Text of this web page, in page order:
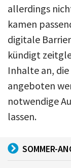
allerdings
kamen
digitale
kündigt
Inhalte an,
angeboten
notwendige
lassen.
SOMMER-